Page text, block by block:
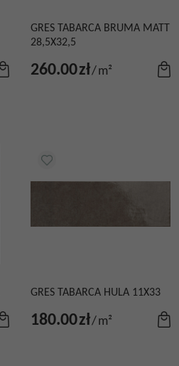
GRES TABARCA BRUMA MATT
28,5X32,5
260.00zł/m²
GRES TABARCA HULA 11X33
180.00zł/m²